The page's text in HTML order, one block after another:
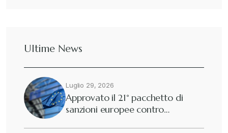
Diritto tributario internazionale
Diritto tributario nazionale
Ultime News
Luglio 29, 2026
Approvato il 21° pacchetto di
sanzioni europee contro…